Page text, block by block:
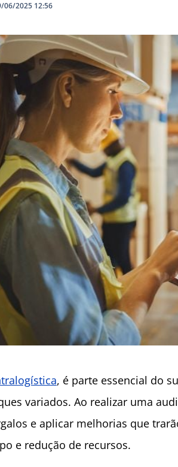
06/2025 12:56
, é parte essencial do
variados. Ao realizar uma
e aplicar melhorias que
e redução de recursos.